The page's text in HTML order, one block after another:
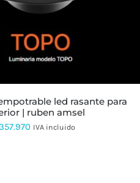
| ruben amsel
IVA incluido